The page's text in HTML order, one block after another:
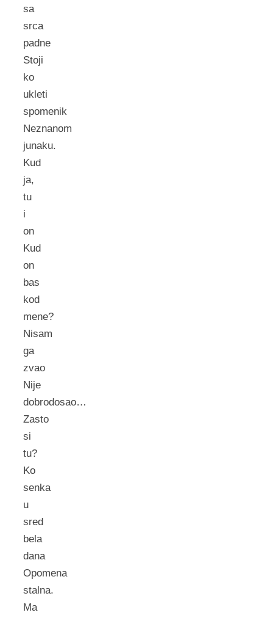
sa
srca
padne
Stoji
ko
ukleti
spomenik
Neznanom
junaku.
Kud
ja,
tu
i
on
Kud
on
bas
kod
mene?
Nisam
ga
zvao
Nije
dobrodosao…
Zasto
si
tu?
Ko
senka
u
sred
bela
dana
Opomena
stalna.
Ma